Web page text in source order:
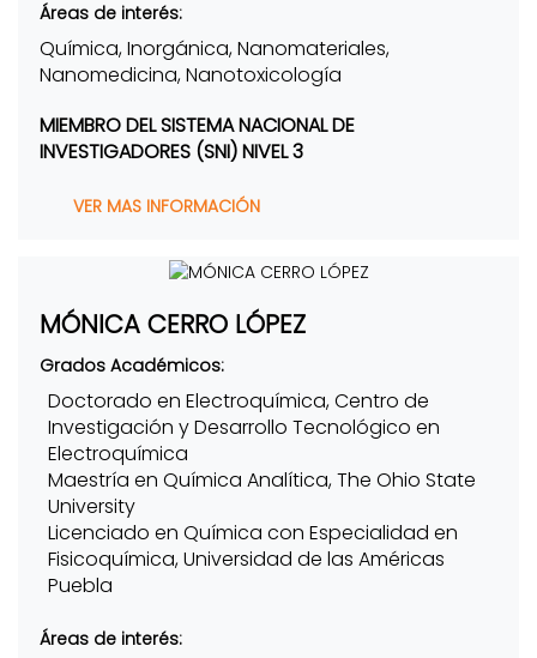
Áreas de interés:
Química, Inorgánica, Nanomateriales,
Nanomedicina, Nanotoxicología
MIEMBRO DEL SISTEMA NACIONAL DE
INVESTIGADORES (SNI) NIVEL 3
VER MAS INFORMACIÓN
MÓNICA CERRO LÓPEZ
Grados Académicos:
Doctorado en Electroquímica, Centro de
Investigación y Desarrollo Tecnológico en
Electroquímica
Maestría en Química Analítica, The Ohio State
University
Licenciado en Química con Especialidad en
Fisicoquímica, Universidad de las Américas
Puebla
Áreas de interés: